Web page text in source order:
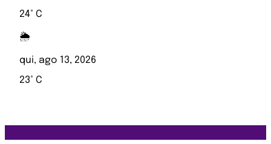
24° C
🌦️
qui, ago 13, 2026
23° C